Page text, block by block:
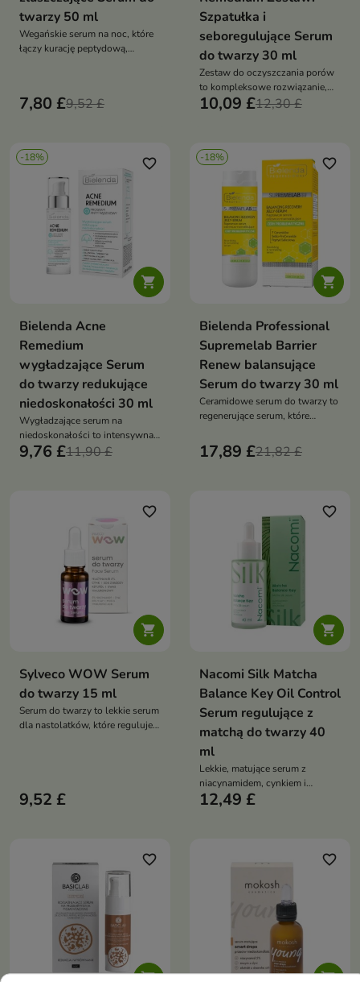
twarzy 50 ml
Wegańskie serum na noc, które
łączy kurację peptydową,
kwasu glikolowego, kwasem
pomaga odświeżyć, wygładzić i
rozjaśnić naskórek, wspierając
promienny oraz wypoczęty
wygląd skóry
7,80 £9,52 £
Szpatułka i
seboregulujące Serum
do twarzy 30 ml
Zestaw do oczyszczania porów
to kompleksowe rozwiązanie,
które łączy mechaniczne
przywracać skórze gładkość
10,09 £12,30 £
-18%

favorite_border
Bielenda Acne
Remedium
wygładzające Serum
do twarzy redukujące
niedoskonałości 30 ml
Wygładzające serum na
niedoskonałości to intensywna
nocna kuracja, która redukuje
9,76 £11,90 £
-18%

favorite_border
Bielenda Professional
Supremelab Barrier
Renew balansujące
Serum do twarzy 30 ml
Ceramidowe serum do twarzy to
regenerujące serum, które
hydrolipidową, intensywnie
nawilża i wzmacnia skórę
17,89 £21,82 £

favorite_border
Sylveco WOW Serum
do twarzy 15 ml
Serum do twarzy to lekkie serum
dla nastolatków, które reguluje
9,52 £

favorite_border
Nacomi Silk Matcha
Balance Key Oil Control
Serum regulujące z
matchą do twarzy 40
ml
Lekkie, matujące serum z
niacynamidem, cynkiem i
matchą, które reguluje sebum,
12,49 £

favorite_border

favorite_border